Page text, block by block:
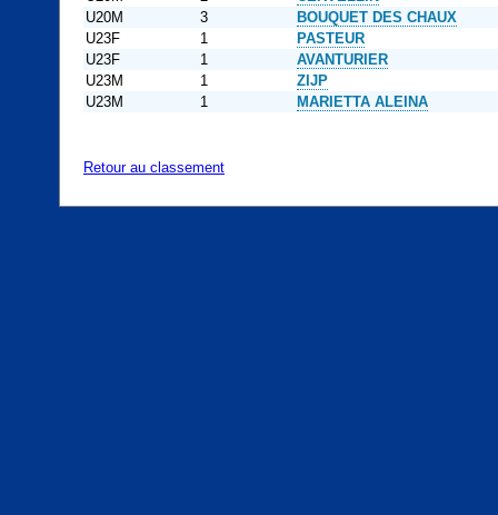
U20M
3
BOUQUET DES CHAUX
U23F
1
PASTEUR
U23F
1
AVANTURIER
U23M
1
ZIJP
U23M
1 MARIETTA ALEINA
Retour au classement